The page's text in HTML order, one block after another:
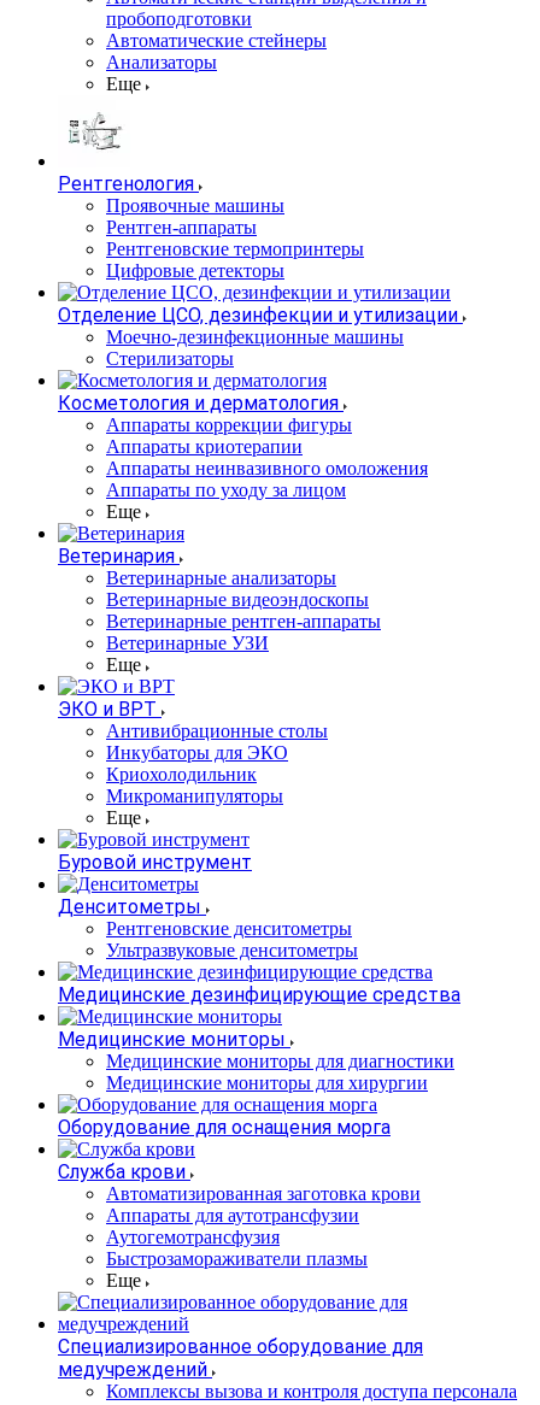
пробоподготовки
Автоматические стейнеры
Анализаторы
Еще
Рентгенология
Проявочные машины
Рентген-аппараты
Рентгеновские термопринтеры
Цифровые детекторы
Отделение ЦСО, дезинфекции и утилизации
Моечно-дезинфекционные машины
Стерилизаторы
Косметология и дерматология
Аппараты коррекции фигуры
Аппараты криотерапии
Аппараты неинвазивного омоложения
Аппараты по уходу за лицом
Еще
Ветеринария
Ветеринарные анализаторы
Ветеринарные видеоэндоскопы
Ветеринарные рентген-аппараты
Ветеринарные УЗИ
Еще
ЭКО и ВРТ
Антивибрационные столы
Инкубаторы для ЭКО
Криохолодильник
Микроманипуляторы
Еще
Буровой инструмент
Денситометры
Рентгеновские денситометры
Ультразвуковые денситометры
Медицинские дезинфицирующие средства
Медицинские мониторы
Медицинские мониторы для диагностики
Медицинские мониторы для хирургии
Оборудование для оснащения морга
Служба крови
Автоматизированная заготовка крови
Аппараты для аутотрансфузии
Аутогемотрансфузия
Быстрозамораживатели плазмы
Еще
Специализированное оборудование для
медучреждений
Комплексы вызова и контроля доступа персонала